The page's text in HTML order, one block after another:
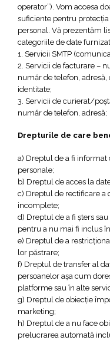
operator”). Vom accesa
suficiente pentru
personal. Vă prezentăm
categoriile de date
1. Servicii SMTP
2. Servicii de facturare –
număr de telefon,
identitate;
3. Servicii de curierat/
număr de telefon, adresă;
Drepturile de care
a) Dreptul de a fi informat
personale;
b) Dreptul de acces la
c) Dreptul de rectificare a
incomplete;
d) Dreptul de a fi șters
pentru a nu mai fi inclus
e) Dreptul de a
lor păstrare;
f) Dreptul de transfer al
persoanelor așa cum
platforme sau în alte
g) Dreptul de obiecție
marketing;
h) Dreptul de a nu face
prelucrarea automată